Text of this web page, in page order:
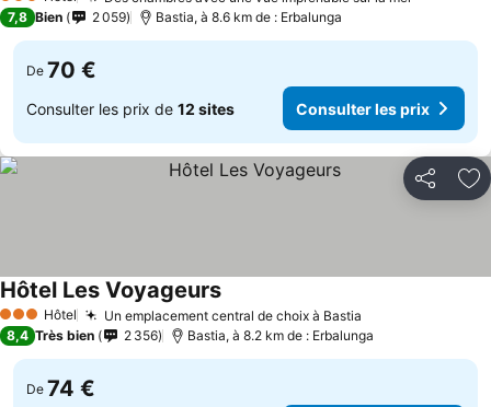
3 Étoiles
7,8 Bien 2 059 Bastia, à 8.6 km de : Erbalunga
De 70 €
Consulter les prix de 12 sites Consulter les prix
Partager
3 ÉtoilesHôtel Un emplacement central de choix à Bastia
Hôtel Les VoyageursConsulter les prix
8,4 Très bien 2 356 Bastia, à 8.2 km de : Erbalunga
De 74 €